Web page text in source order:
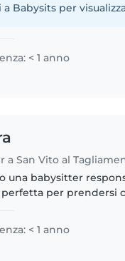
molto attiva...
a Babysits per
< 1 anno
a San Vito al
una babysitter
perfetta per prendersi
Mi sento..
< 1 anno